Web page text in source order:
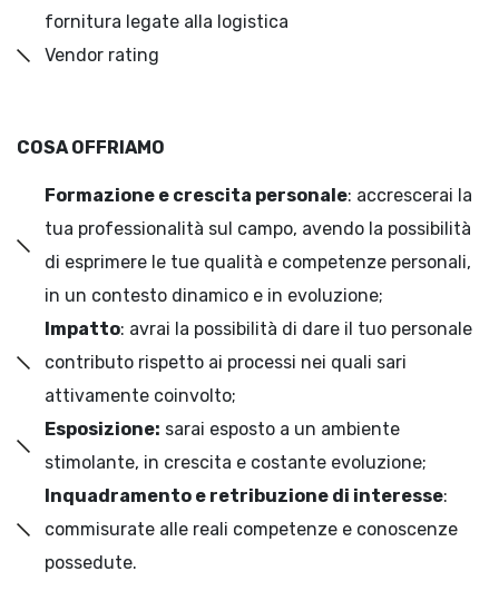
fornitura legate alla logistica
Vendor rating
COSA OFFRIAMO
Formazione e crescita personale: accrescerai la
tua professionalità sul campo, avendo la possibilità
di esprimere le tue qualità e competenze personali,
in un contesto dinamico e in evoluzione;
Impatto: avrai la possibilità di dare il tuo personale
contributo rispetto ai processi nei quali sari
attivamente coinvolto;
Esposizione: sarai esposto a un ambiente
stimolante, in crescita e costante evoluzione;
Inquadramento e retribuzione di interesse:
commisurate alle reali competenze e conoscenze
possedute.